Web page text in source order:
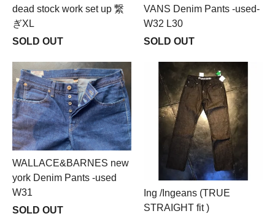
dead stock work set up 繋
ぎXL
SOLD OUT
VANS Denim Pants -used-
W32 L30
SOLD OUT
WALLACE&BARNES new
york Denim Pants -used
W31
SOLD OUT
Ing /Ingeans (TRUE
STRAIGHT fit )